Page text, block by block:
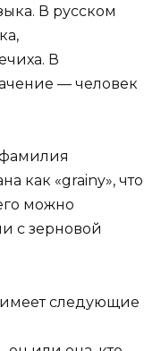
В русском
В
— человек
как «grainy», что
можно
с зерновой
следующие